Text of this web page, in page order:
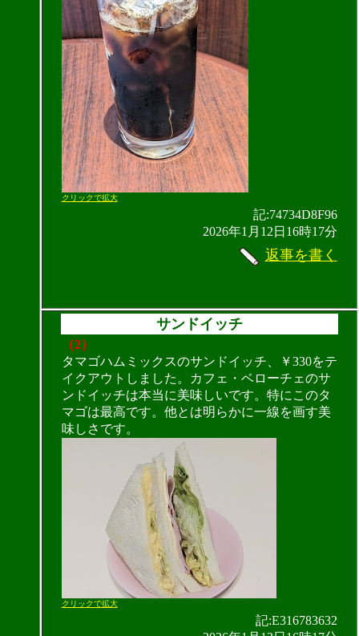
クリックで拡大
記:74734D8F96
2026年1月12日16時17分
返事を書く
サンドイッチ
（2）
タマゴハムミックスのサンドイッチ、￥330をテ
イクアウトしました。カフェ・ベローチェのサ
ンドイッチは本当に美味しいです。特にこのタ
マゴは最高です。他とは明らかに一線を画す美
味しさです。
クリックで拡大
記:E316783632